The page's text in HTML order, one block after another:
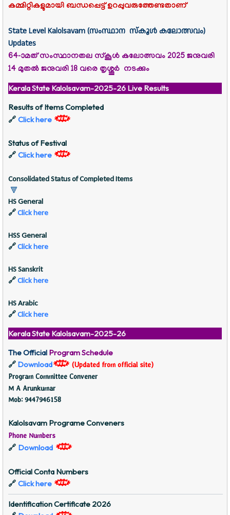
കമ്മിറ്റികളുമായി ബന്ധപ്പെട്ട് ഉറപ്പുവരുത്തേണ്ടതാണ്
State Level Kalolsavam (സംസ്ഥാന സ്കൂൾ കലോത്സവം)
Updates
64-ാമത് സംസ്ഥാനതല സ്‌കൂൾ കലോത്സവം 2025 ജനുവരി
14 മുതൽ ജനുവരി 18 വരെ തൃശ്ശൂർ നടക്കും
Kerala State Kalolsavam-2025-26 Live Results
Results of Items Completed
🔗 Click here
Status of Festival
🔗 Click here
Consolidated Status of Completed Items
🔻
HS General
🔗Click here
HSS General
🔗Click here
HS Sanskrit
🔗Click here
HS Arabic
🔗Click here
Kerala State Kalolsavam-2025-26
The Official Program Schedule
🔗 Download
(Updated from official site)
Program Committee Convener
M A Arunkumar
Mob: 9447946158
Kalolsavam Programe Conveners
Phone Numbers
🔗 Download
Official Conta Numbers
🔗 Click here
Identification Certificate 2026